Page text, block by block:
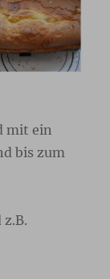
mit ein
bis zum